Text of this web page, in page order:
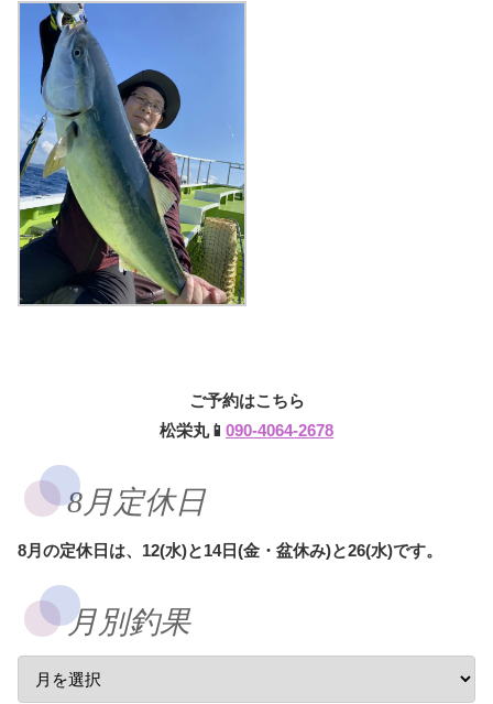
ご予約はこちら
松栄丸📱 090-4064-2678
8月定休日
8月の定休日は、12(水)と14日(金・盆休み)と26(水)です。
月別釣果